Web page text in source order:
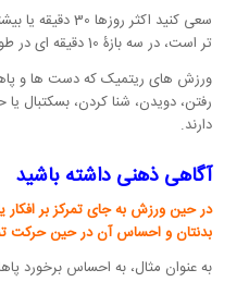
سعی کنید اکثر
تر است، در سه بازۀ 10 دقیقه ای در طول روز ورزش کنید.
ورزش های ریتمیک که دست ها و
رفتن، دویدن، شنا کردن، بسکتبال
دارند.
آگاهی ذهنی داشته باشید
در حین ورزش به جای تمرکز بر
بدنتان و احساس آن در حین حرکت
به عنوان مثال، به احساس برخورد